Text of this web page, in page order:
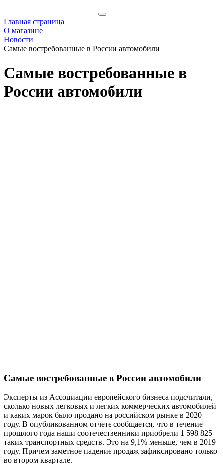
Главная страница
О магазине
Новости
Самые востребованные в России автомобили
Самые востребованные в
России автомобили
Самые востребованные в России автомобили
Эксперты из Ассоциации европейского бизнеса подсчитали,
сколько новых легковых и легких коммерческих автомобилей
и каких марок было продано на российском рынке в 2020
году. В опубликованном отчете сообщается, что в течение
прошлого года наши соотечественники приобрели 1 598 825
таких транспортных средств. Это на 9,1% меньше, чем в 2019
году. Причем заметное падение продаж зафиксировано только
во втором квартале.